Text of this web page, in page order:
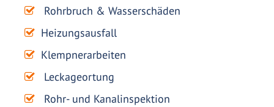
Rohrbruch & Wasserschäden
Heizungsausfall
Klempnerarbeiten
Leckageortung
Rohr- und Kanalinspektion